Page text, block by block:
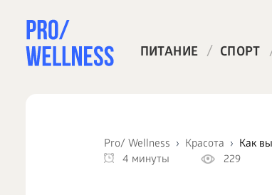
ПИТАНИЕ / СПОРТ
Pro/ Wellness Красота Как
4 минуты
229